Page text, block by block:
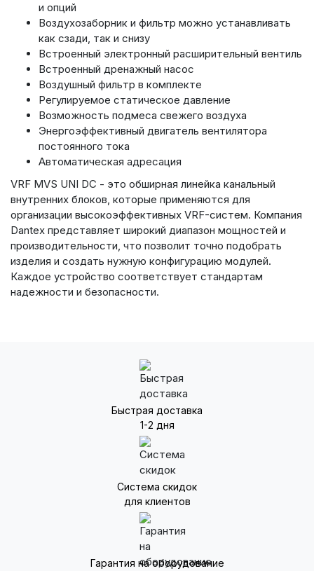
и опций
Воздухозаборник и фильтр можно устанавливать
как сзади, так и снизу
Встроенный электронный расширительный вентиль
Встроенный дренажный насос
Воздушный фильтр в комплекте
Регулируемое статическое давление
Возможность подмеса свежего воздуха
Энергоэффективный двигатель вентилятора
постоянного тока
Автоматическая адресация
VRF MVS UNI DC - это обширная линейка канальный
внутренних блоков, которые применяются для
организации высокоэффективных VRF-систем. Компания
Dantex представляет широкий диапазон мощностей и
производительности, что позволит точно подобрать
изделия и создать нужную конфигурацию модулей.
Каждое устройство соответствует стандартам
надежности и безопасности.
Быстрая доставка
1-2 дня
Система скидок
для клиентов
Гарантия на оборудование